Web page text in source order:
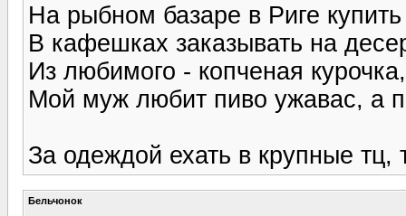
На рыбном базаре в Риге
В кафешках заказывать на
Из любимого - копченая
Мой муж любит пиво ужавас, а
За одеждой ехать в крупные
Бельчонок